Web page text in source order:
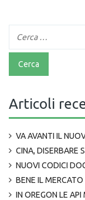
Articoli
VA AVANTI IL
CINA, DISERBARE
NUOVI CODICI
BENE IL
IN OREGON LE